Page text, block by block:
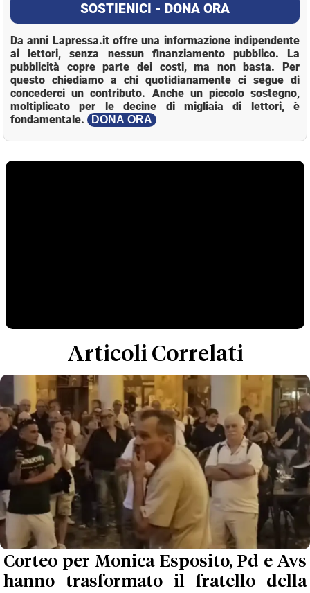
SOSTIENICI - DONA ORA
Da anni Lapressa.it offre una informazione indipendente
ai lettori, senza nessun finanziamento pubblico. La
pubblicità copre parte dei costi, ma non basta. Per
questo chiediamo a chi quotidianamente ci segue di
concederci un contributo. Anche un piccolo sostegno,
moltiplicato per le decine di migliaia di lettori, è
fondamentale.
DONA ORA
Articoli Correlati
Corteo per Monica Esposito, Pd e Avs
hanno trasformato il fratello della